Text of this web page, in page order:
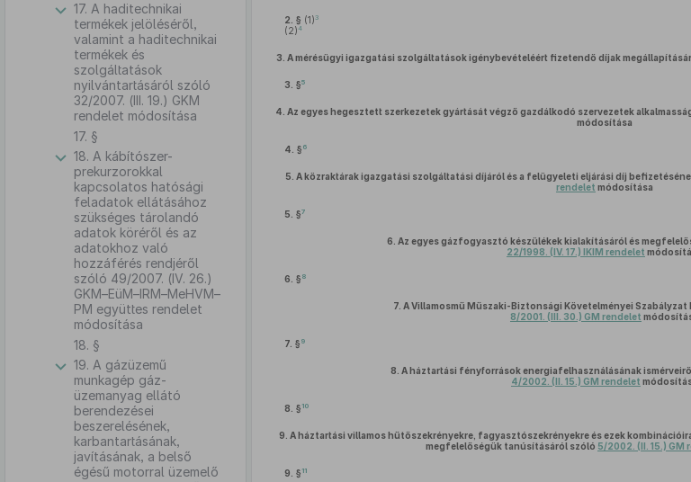
17. A haditechnikai
termékek jelöléséről,
valamint a haditechnikai
termékek és
szolgáltatások
nyilvántartásáról szóló
32/2007. (III. 19.) GKM
rendelet módosítása
17. §
18. A kábítószer-
prekurzorokkal
kapcsolatos hatósági
feladatok ellátásához
szükséges tárolandó
adatok köréről és az
adatokhoz való
hozzáférés rendjéről
szóló 49/2007. (IV. 26.)
GKM–EüM–IRM–MeHVM–
PM együttes rendelet
módosítása
18. §
19. A gázüzemű
munkagép gáz-
üzemanyag ellátó
berendezései
beszerelésének,
karbantartásának,
javításának, a belső
égésű motorral üzemelő
2. § (1) 3
(2)4
3. A mérésügyi igazgatási szolgáltatások igénybevételéért fizetendő díjak
3. §5
4. Az egyes hegesztett szerkezetek gyártását végző gazdálkodó szervezetek
módosítása
4. § 6
5. A közraktárak igazgatási szolgáltatási díjáról és a felügyeleti eljárási díj
rendelet módosítása
5. §7
6. Az egyes gázfogyasztó készülékek kialakításáról és
22/1998. (IV. 17.) IKIM rendelet
6. § 8
7. A Villamosmű Műszaki-Biztonsági Követelményei
8/2001. (III. 30.) GM rendelet
7. § 9
8. A háztartási fényforrások energiafelhasználásának
4/2002. (II. 15.) GM rendelet
8. § 10
9. A háztartási villamos hűtőszekrényekre, fagyasztószekrényekre és ezek
megfelelőségük tanúsításáról szóló 5/2002. (II. 15.) GM
9. § 11